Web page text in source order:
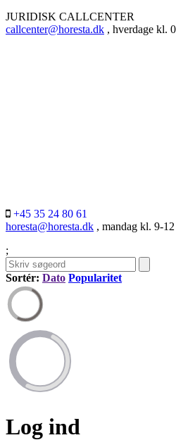
JURIDISK CALLCENTER
callcenter@horesta.dk , hverdage kl.
+45 35 24 80 61
horesta@horesta.dk , mandag kl. 9-
;
Sortér: Dato Popularitet
Log ind